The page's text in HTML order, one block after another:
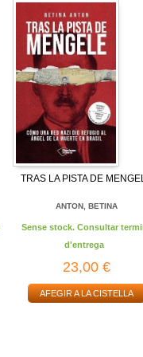
TRAS LA PISTA DE
ANTON, BETINA
Sense stock. Consultar
d'entrega
23,00 €
AFEGIR A LA CISTELLA